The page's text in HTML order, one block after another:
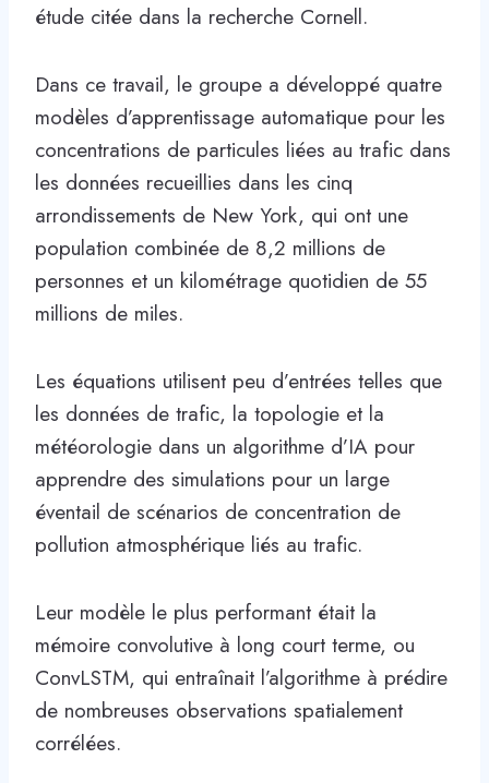
étude citée dans la recherche Cornell.
Dans ce travail, le groupe a développé quatre
modèles d’apprentissage automatique pour les
concentrations de particules liées au trafic dans
les données recueillies dans les cinq
arrondissements de New York, qui ont une
population combinée de 8,2 millions de
personnes et un kilométrage quotidien de 55
millions de miles.
Les équations utilisent peu d’entrées telles que
les données de trafic, la topologie et la
météorologie dans un algorithme d’IA pour
apprendre des simulations pour un large
éventail de scénarios de concentration de
pollution atmosphérique liés au trafic.
Leur modèle le plus performant était la
mémoire convolutive à long court terme, ou
ConvLSTM, qui entraînait l’algorithme à prédire
de nombreuses observations spatialement
corrélées.